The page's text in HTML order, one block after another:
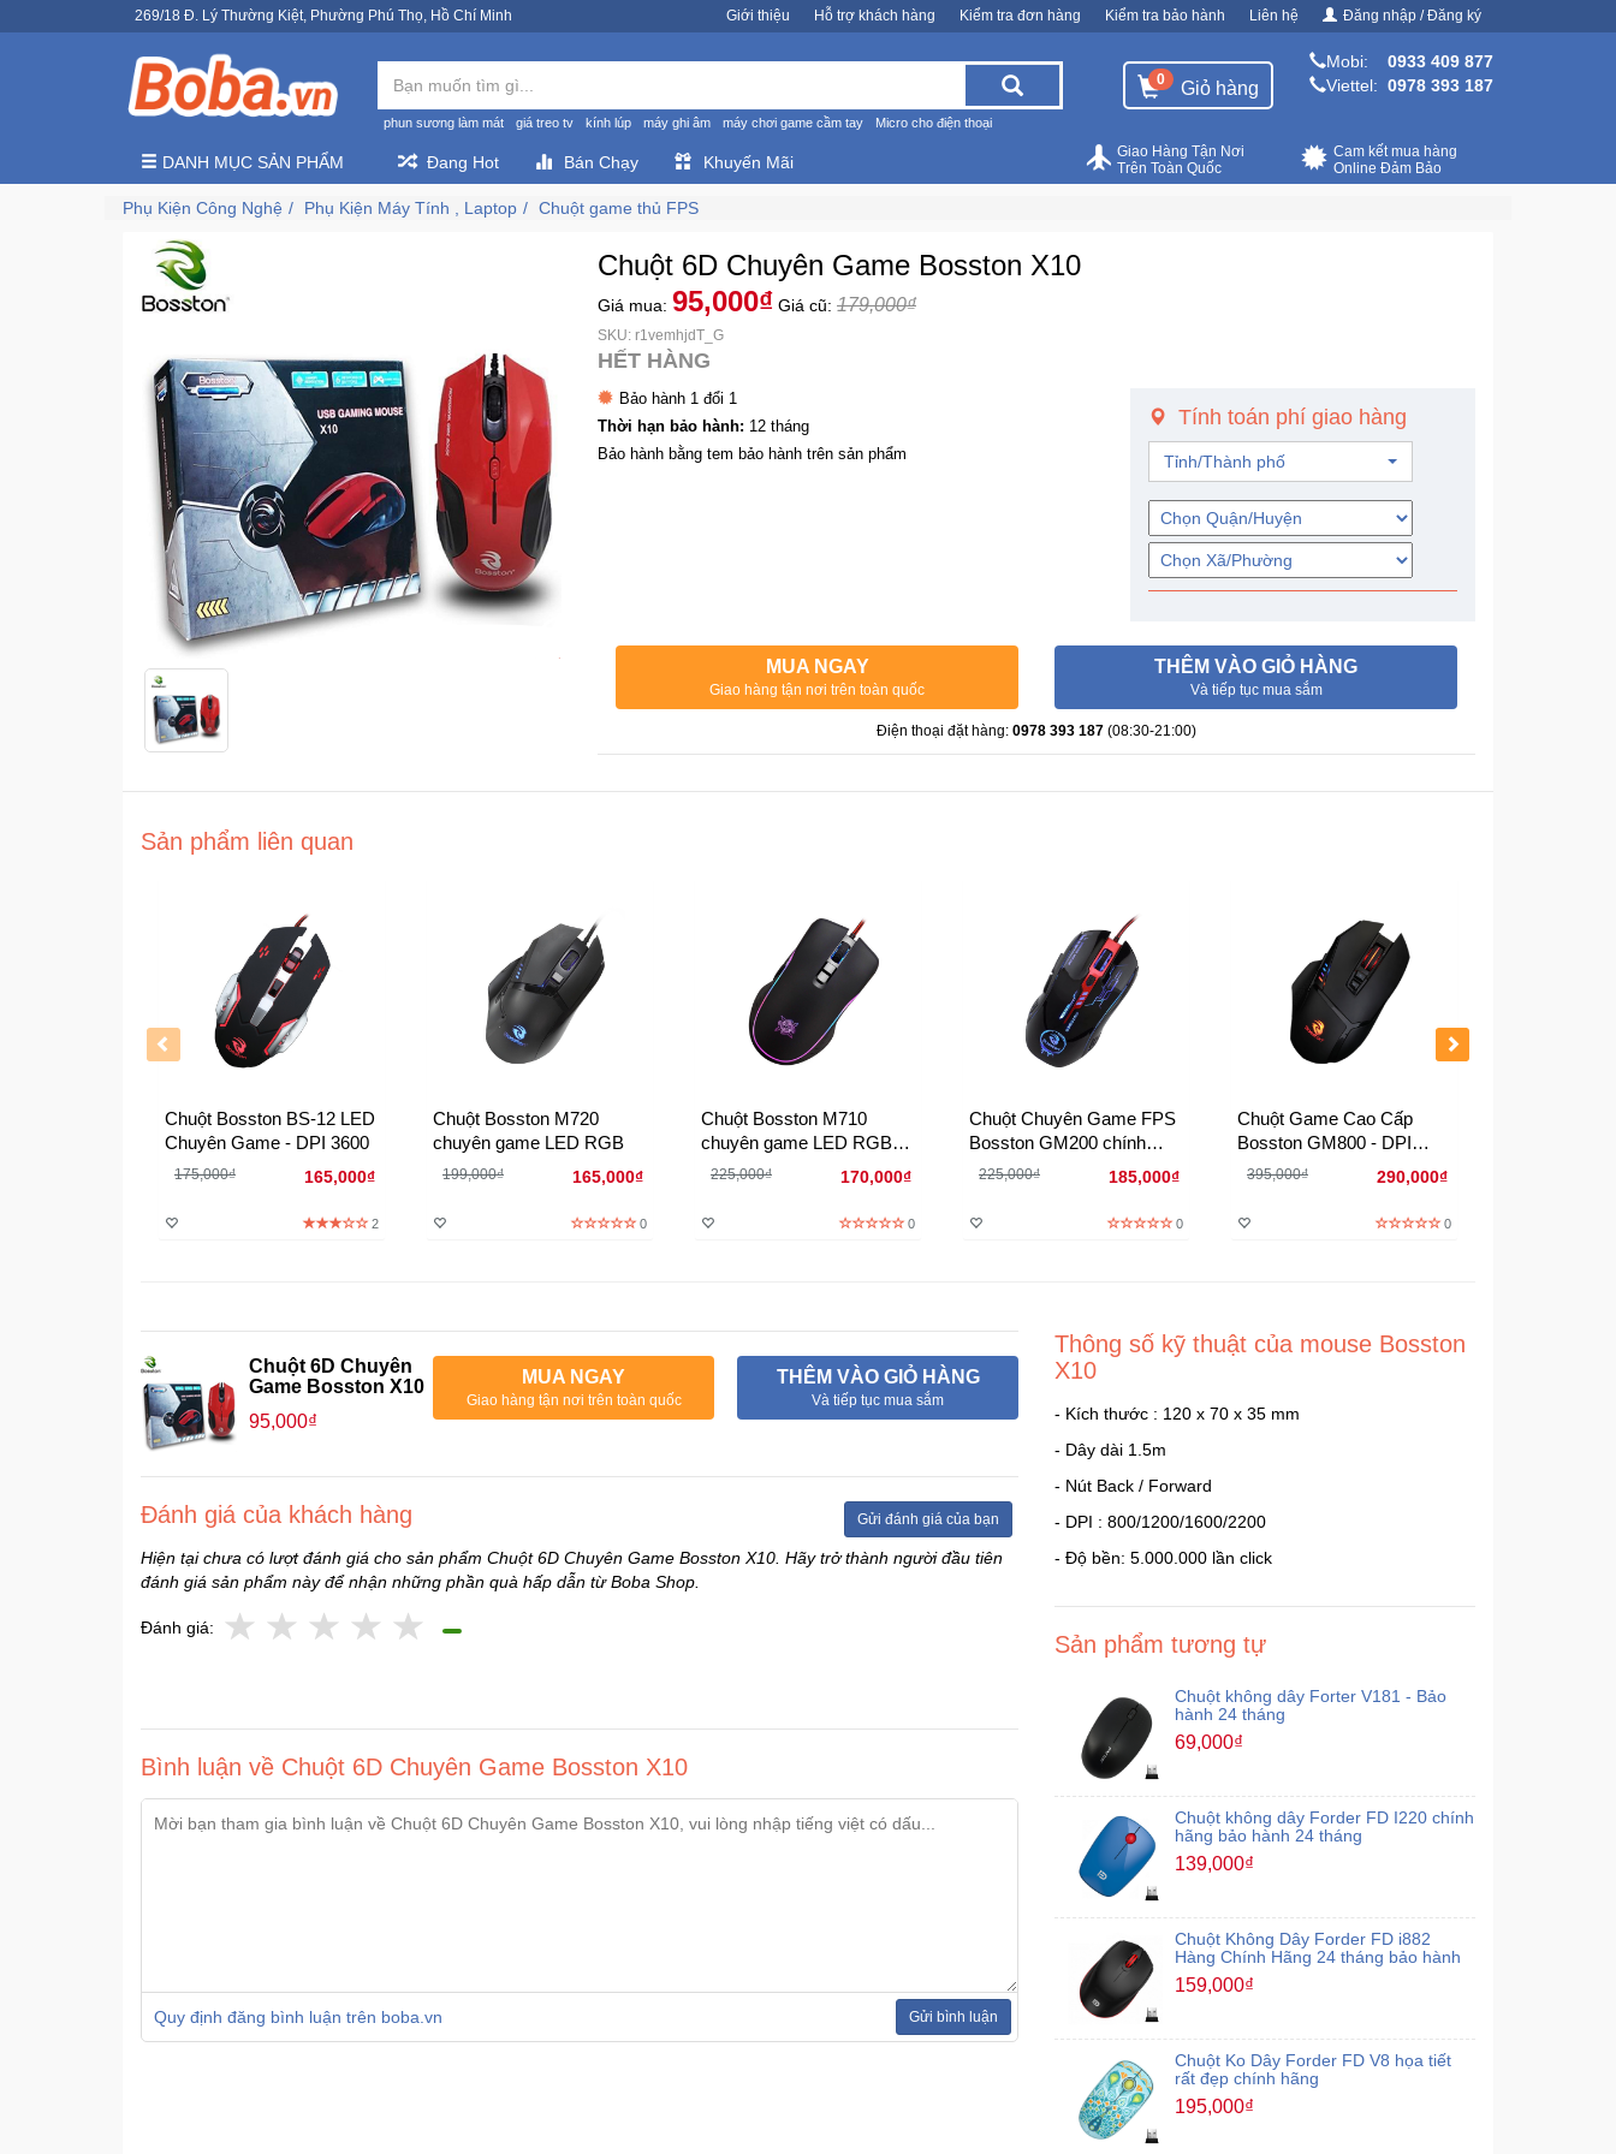
269/18 Đ. Lý Thường Kiệt, Phường Phú Thọ, Hồ Chí Minh Giới thiệu Hỗ trợ khách hàng Kiểm tra đơn hàng Kiểm tra bảo hành Liên hệ Đăng nhập / Đăng ký
phun sương làm mát giá treo tv kính lúp máy ghi âm máy chơi game cầm tay Micro cho điện thoại
0 Giỏ hàng
Mobi:
0933 409 877
Viettel: 0978 393 187
DANH MỤC SẢN PHẨM Đang Hot Bán Chạy Khuyến Mãi
Cam kết mua hàng
Online Đảm Bảo
Giao Hàng Tận Nơi
Trên Toàn Quốc
Phụ Kiện Công Nghệ Phụ Kiện Máy Tính , Laptop Chuột game thủ FPS
Chuột 6D Chuyên Game Bosston X10
Giá mua: 95,000₫ Giá cũ: 179,000₫
SKU: r1vemhjdT_G
HẾT HÀNG
Bảo hành 1 đổi 1
Thời hạn bảo hành: 12 tháng
Bảo hành bằng tem bảo hành trên sản phẩm
Tính toán phí giao hàng
Tỉnh/Thành phố
MUA NGAY
Giao hàng tận nơi trên toàn quốc
THÊM VÀO GIỎ HÀNG
Và tiếp tục mua sắm
Điện thoại đặt hàng: 0978 393 187 (08:30-21:00)
Sản phẩm liên quan
Chuột Bosston BS-12 LED
Chuyên Game - DPI 3600
175,000₫ 165,000₫
2
Chuột Bosston M720
chuyên game LED RGB
199,000₫ 165,000₫
0
Chuột Bosston M710
chuyên game LED RGB
ấn tượng
225,000₫ 170,000₫
0
Chuột Chuyên Game FPS
Bosston GM200 chính
hãng
225,000₫ 185,000₫
0
Chuột Game Cao Cấp
Bosston GM800 - DPI
4000 Hàng chính hãng
395,000₫ 290,000₫
0
Chuột 6D Chuyên
Game Bosston X10
95,000₫
MUA NGAY
Giao hàng tận nơi trên toàn quốc
THÊM VÀO GIỎ HÀNG
Và tiếp tục mua sắm
Đánh giá của khách hàng Gửi đánh giá của bạn
Hiện tại chưa có lượt đánh giá cho sản phẩm Chuột 6D Chuyên Game Bosston X10. Hãy trở thành người đầu tiên
đánh giá sản phẩm này để nhận những phần quà hấp dẫn từ Boba Shop.
Đánh giá:
Bình luận về Chuột 6D Chuyên Game Bosston X10
Quy định đăng bình luận trên boba.vn Gửi bình luận
Thông số kỹ thuật của mouse Bosston
X10
- Kích thước : 120 x 70 x 35 mm
- Dây dài 1.5m
- Nút Back / Forward
- DPI : 800/1200/1600/2200
- Độ bền: 5.000.000 lần click
Sản phẩm tương tự
Chuột không dây Forter V181 - Bảo
hành 24 tháng
69,000₫
Chuột không dây Forder FD I220 chính
hãng bảo hành 24 tháng
139,000₫
Chuột Không Dây Forder FD i882
Hàng Chính Hãng 24 tháng bảo hành
159,000₫
Chuột Ko Dây Forder FD V8 họa tiết
rất đẹp chính hãng
195,000₫